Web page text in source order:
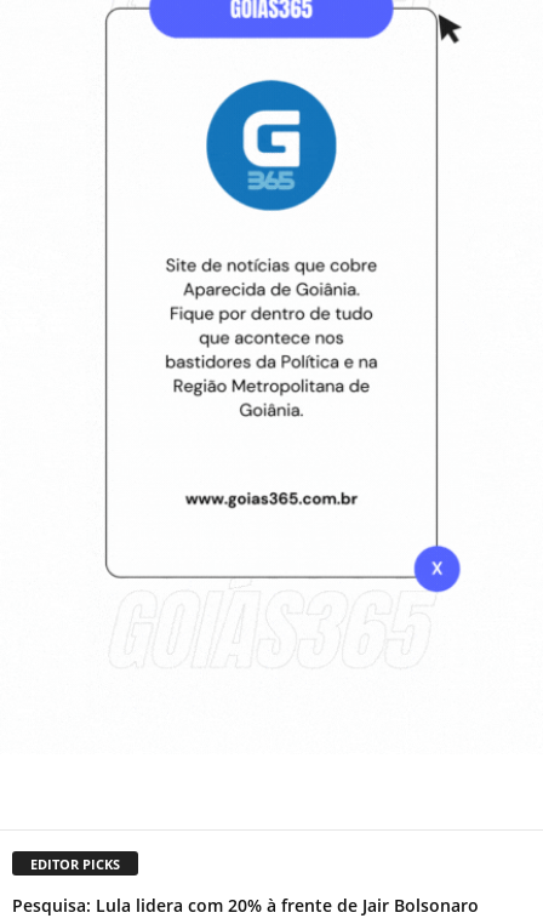
EDITOR PICKS
Pesquisa: Lula lidera com 20% à frente de Jair Bolsonaro